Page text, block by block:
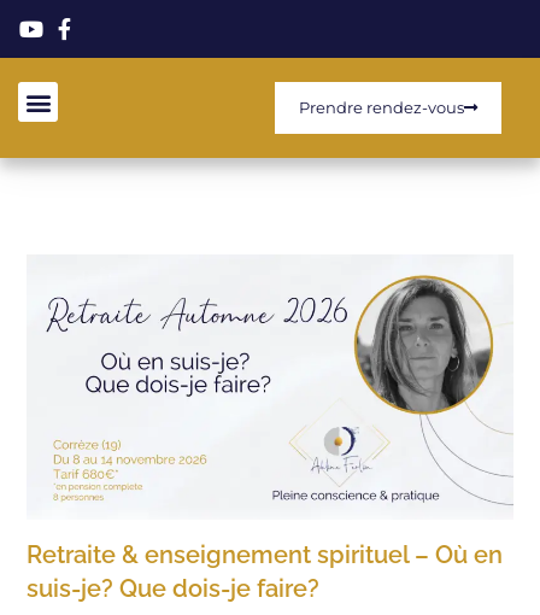
Prendre rendez-vous
Retraite & enseignement spirituel – Où en
suis-je? Que dois-je faire?